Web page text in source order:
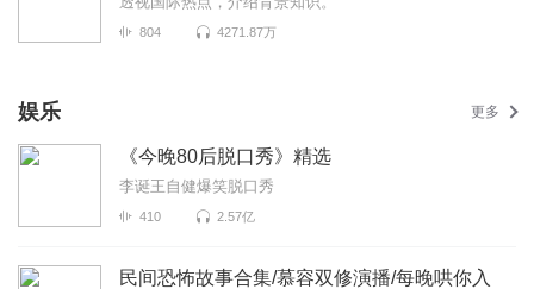
804 4271.87万
娱乐 更多
《今晚80后脱口秀》精选
李诞王自健爆笑脱口秀
410 2.57亿
民间恐怖故事合集/慕容双修演播/每晚哄你入